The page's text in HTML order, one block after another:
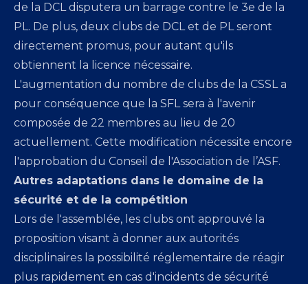
de la DCL disputera un barrage contre le 3e de la
PL. De plus, deux clubs de DCL et de PL seront
directement promus, pour autant qu'ils
obtiennent la licence nécessaire.
L'augmentation du nombre de clubs de la CSSL a
pour conséquence que la SFL sera à l'avenir
composée de 22 membres au lieu de 20
actuellement. Cette modification nécessite encore
l'approbation du Conseil de l'Association de l’ASF.
Autres adaptations dans le domaine de la
sécurité et de la compétition
Lors de l'assemblée, les clubs ont approuvé la
proposition visant à donner aux autorités
disciplinaires la possibilité réglementaire de réagir
plus rapidement en cas d'incidents de sécurité